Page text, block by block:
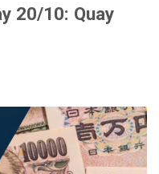
20/10: Quay